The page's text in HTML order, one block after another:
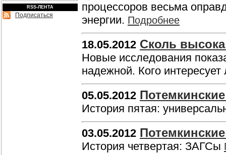
RSS-ЛЕНТА
Подписаться
процессоров весьма
энергии. Подробнее
18.05.2012 Сколь
Новые исследования
надежной. Кого
05.05.2012
История пятая:
03.05.2012
История четвертая: ЗАГСы